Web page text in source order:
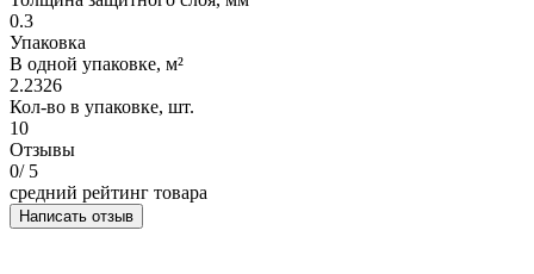
0.3
Упаковка
В одной упаковке, м²
2.2326
Кол-во в упаковке, шт.
10
Отзывы
0/ 5
средний рейтинг товара
Написать отзыв